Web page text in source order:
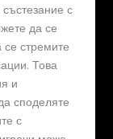
с
да се
се стремите
Това
и
споделяте
с